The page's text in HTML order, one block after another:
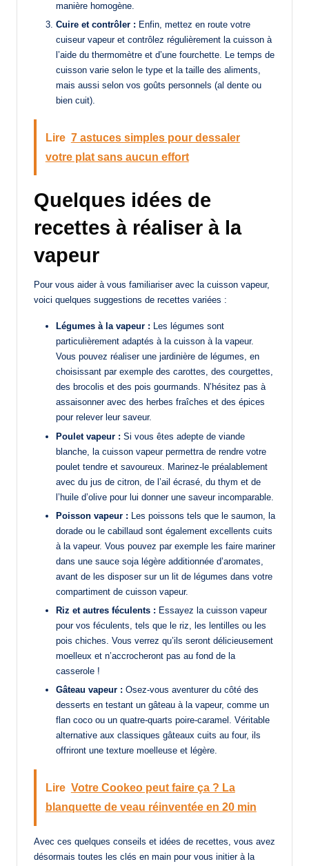
manière homogène.
Cuire et contrôler : Enfin, mettez en route votre
cuiseur vapeur et contrôlez régulièrement la cuisson à
l’aide du thermomètre et d’une fourchette. Le temps de
cuisson varie selon le type et la taille des aliments,
mais aussi selon vos goûts personnels (al dente ou
bien cuit).
Lire 7 astuces simples pour dessaler
votre plat sans aucun effort
Quelques idées de
recettes à réaliser à la
vapeur
Pour vous aider à vous familiariser avec la cuisson vapeur,
voici quelques suggestions de recettes variées :
Légumes à la vapeur : Les légumes sont
particulièrement adaptés à la cuisson à la vapeur.
Vous pouvez réaliser une jardinière de légumes, en
choisissant par exemple des carottes, des courgettes,
des brocolis et des pois gourmands. N’hésitez pas à
assaisonner avec des herbes fraîches et des épices
pour relever leur saveur.
Poulet vapeur : Si vous êtes adepte de viande
blanche, la cuisson vapeur permettra de rendre votre
poulet tendre et savoureux. Marinez-le préalablement
avec du jus de citron, de l’ail écrasé, du thym et de
l’huile d’olive pour lui donner une saveur incomparable.
Poisson vapeur : Les poissons tels que le saumon, la
dorade ou le cabillaud sont également excellents cuits
à la vapeur. Vous pouvez par exemple les faire mariner
dans une sauce soja légère additionnée d’aromates,
avant de les disposer sur un lit de légumes dans votre
compartiment de cuisson vapeur.
Riz et autres féculents : Essayez la cuisson vapeur
pour vos féculents, tels que le riz, les lentilles ou les
pois chiches. Vous verrez qu’ils seront délicieusement
moelleux et n’accrocheront pas au fond de la
casserole !
Gâteau vapeur : Osez-vous aventurer du côté des
desserts en testant un gâteau à la vapeur, comme un
flan coco ou un quatre-quarts poire-caramel. Véritable
alternative aux classiques gâteaux cuits au four, ils
offriront une texture moelleuse et légère.
Lire Votre Cookeo peut faire ça ? La
blanquette de veau réinventée en 20 min
Avec ces quelques conseils et idées de recettes, vous avez
désormais toutes les clés en main pour vous initier à la